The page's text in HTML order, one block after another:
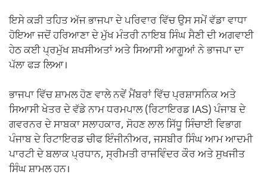
ਇਸੇ ਕੜੀ ਤਹਿਤ ਅੱਜ ਭਾਜਪਾ ਦੇ ਪਰਿਵਾਰ ਵਿੱਚ ਉਸ ਸਮੇਂ ਵੱਡਾ ਵਾਧਾ
ਹੋਇਆ ਜਦੋਂ ਹਰਿਆਣਾ ਦੇ ਮੁੱਖ ਮੰਤਰੀ ਨਾਇਬ ਸਿੰਘ ਸੈਣੀ ਦੀ ਅਗਵਾਈ
ਹੇਠ ਕਈ ਪ੍ਰਮੁੱਖ ਸ਼ਖਸੀਅਤਾਂ ਅਤੇ ਸਿਆਸੀ ਆਗੂਆਂ ਨੇ ਭਾਜਪਾ ਦਾ
ਪੱਲਾ ਫੜ ਲਿਆ।
ਭਾਜਪਾ ਵਿੱਚ ਸ਼ਾਮਲ ਹੋਣ ਵਾਲੇ ਨਵੇਂ ਮੈਂਬਰਾਂ ਵਿੱਚ ਪ੍ਰਸ਼ਾਸਨਿਕ ਅਤੇ
ਸਿਆਸੀ ਖੇਤਰ ਦੇ ਵੱਡੇ ਨਾਮ ਧਰਮਪਾਲ (ਰਿਟਾਇਰਡ IAS) ਪੰਜਾਬ ਦੇ
ਗਵਰਨਰ ਦੇ ਸਾਬਕਾ ਸਲਾਹਕਾਰ, ਸੋਹਣ ਲਾਲ ਸਿੱਧੂ ਸਿੰਚਾਈ ਵਿਭਾਗ
ਪੰਜਾਬ ਦੇ ਰਿਟਾਇਰਡ ਚੀਫ ਇੰਜੀਨੀਅਰ, ਜਸਬੀਰ ਸਿੰਘ ਆਮ ਆਦਮੀ
ਪਾਰਟੀ ਦੇ ਬਲਾਕ ਪ੍ਰਧਾਨ, ਸ੍ਰੀਮਤੀ ਰਾਜਵਿੰਦਰ ਕੌਰ ਅਤੇ ਸੁਖਜੀਤ
ਸਿੰਘ ਸ਼ਾਮਲ ਹਨ।